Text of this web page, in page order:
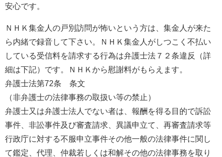
安心です。
ＮＨＫ集金人の戸別訪問が怖いという方は、集金人が来た
ら内緒で録音して下さい。ＮＨＫ集金人がしつこく不払い
している受信料を請求する行為は弁護士法７２条違反（詳
細は下記）です。ＮＨＫから慰謝料がもらえます。
弁護士法第72条 条文
（非弁護士の法律事務の取扱い等の禁止）
弁護士又は弁護士法人でない者は、報酬を得る目的で訴訟
事件、非訟事件及び審査請求、異議申立て、再審査請求等
行政庁に対する不服申立事件その他一般の法律事件に関し
て鑑定、代理、仲裁若しくは和解その他の法律事務を取り